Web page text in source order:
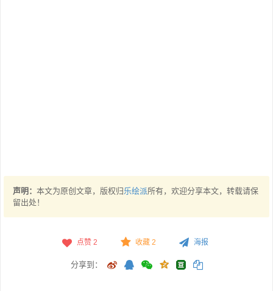
声明： 本文为原创文章，版权归 乐绘派所有，欢迎分享本文，转载请保
留出处！
点赞 2 收藏 2 海报
分享到：